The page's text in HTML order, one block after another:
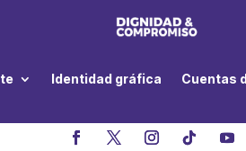
Identidad gráfica Cuentas